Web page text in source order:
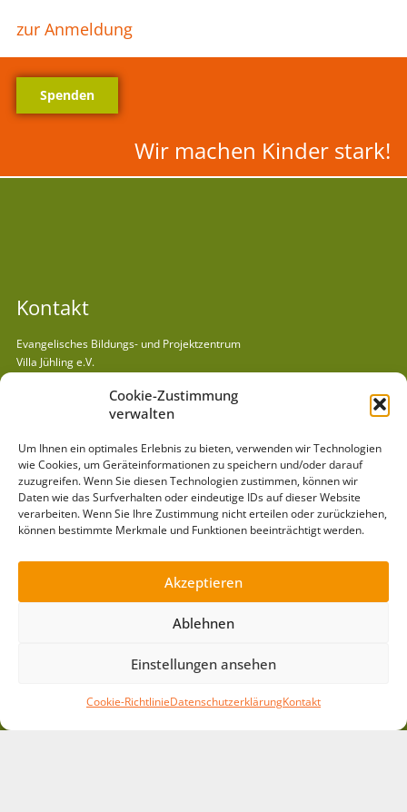
Cookie-Zustimmung
verwalten
Um Ihnen ein optimales Erlebnis zu bieten, verwenden wir Technologien
wie Cookies, um Geräteinformationen zu speichern und/oder darauf
zuzugreifen. Wenn Sie diesen Technologien zustimmen, können wir
Daten wie das Surfverhalten oder eindeutige IDs auf dieser Website
verarbeiten. Wenn Sie Ihre Zustimmung nicht erteilen oder zurückziehen,
können bestimmte Merkmale und Funktionen beeinträchtigt werden.
Akzeptieren
Ablehnen
Einstellungen ansehen
Cookie-RichtlinieDatenschutzerklärungKontakt
zur Anmeldung
Spenden
Wir machen Kinder stark!
Kontakt
Evangelisches Bildungs- und Projektzentrum
Villa Jühling e.V.
Semmelweisstraße 6 | 06120 Halle/Dölau
(03 45) 55 11 6 98| E-Mail: info@villajuehling.de
Kurzlinks
Gästehaus »
Spielausleihe »
Mitmachen »
Projekte »
Datenschutz »